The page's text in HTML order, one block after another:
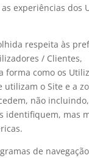
experiências dos
respeita às
/ Clientes,
forma como os
utilizam o Site e a
não
identifiquem, mas
de